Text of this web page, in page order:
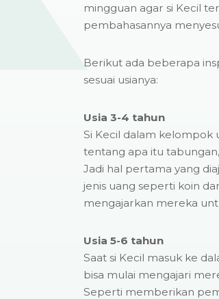
mingguan agar si Kecil
pembahasannya
Berikut ada beberapa
sesuai usianya:
Usia 3-4 tahun
Si Kecil dalam kelompok
tentang apa itu
Jadi hal pertama yang
jenis uang seperti koin
mengajarkan mereka
Usia 5-6 tahun
Saat si Kecil masuk ke
bisa mulai mengajari
Seperti memberikan